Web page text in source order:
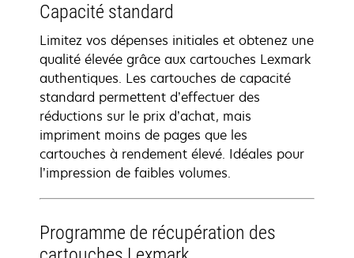
Capacité standard
Limitez vos dépenses initiales et obtenez une
qualité élevée grâce aux cartouches Lexmark
authentiques. Les cartouches de capacité
standard permettent d’effectuer des
réductions sur le prix d’achat, mais
impriment moins de pages que les
cartouches à rendement élevé. Idéales pour
l’impression de faibles volumes.
Programme de récupération des